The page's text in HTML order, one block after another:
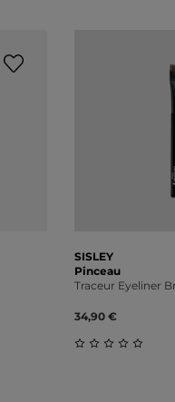
SISLEY
Pinceau
Traceur Eyeliner
34,90 €